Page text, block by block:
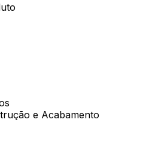
e Acabamento